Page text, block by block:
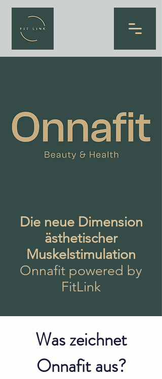
Die neue Dimension
ästhetischer
Muskelstimulation
Onnafit powered by
FitLink
Was zeichnet
Onnafit aus?